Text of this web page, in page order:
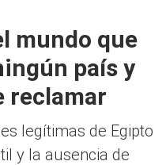
mundo que
país y
reclamar
legítimas de Egipto
y la ausencia de